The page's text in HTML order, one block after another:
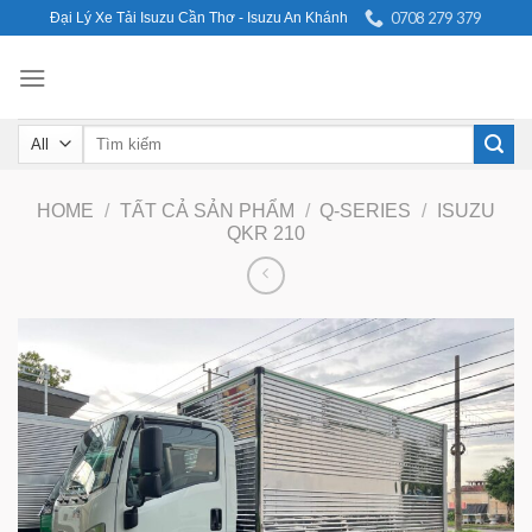
to
content
Đại Lý Xe Tải Isuzu Cần Thơ - Isuzu An Khánh 0708 279 379
Search
HOME / TẤT CẢ SẢN PHẨM / Q-SERIES /
ISUZU
QKR 210